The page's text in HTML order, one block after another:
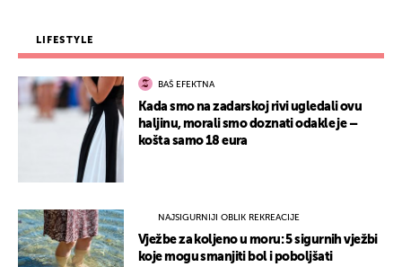
LIFESTYLE
BAŠ EFEKTNA
Kada smo na zadarskoj rivi ugledali ovu
haljinu, morali smo doznati odakle je –
košta samo 18 eura
NAJSIGURNIJI OBLIK REKREACIJE
Vježbe za koljeno u moru: 5 sigurnih vježbi
koje mogu smanjiti bol i poboljšati